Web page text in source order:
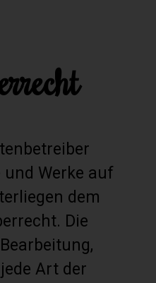
Werke auf
dem
Die
Art der